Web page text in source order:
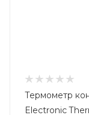
Термометр
Electronic